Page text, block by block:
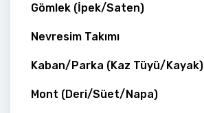
Gömlek (İpek/Saten)
Nevresim Takımı
Kaban/Parka (Kaz Tüyü/Kayak)
Mont (Deri/Süet/Napa)